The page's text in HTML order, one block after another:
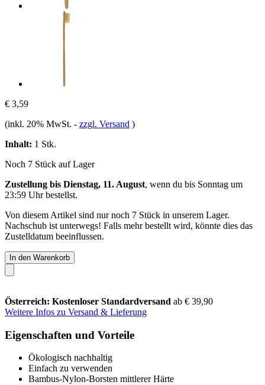
€ 3,59
(inkl. 20% MwSt. - zzgl. Versand )
Inhalt: 1 Stk.
Noch 7 Stück auf Lager
Zustellung bis Dienstag, 11. August, wenn du bis Sonntag um
23:59 Uhrbestellst.
Von diesem Artikel sind nur noch 7 Stück in unserem Lager.
Nachschub ist unterwegs! Falls mehr bestellt wird, könnte dies das
Zustelldatum beeinflussen.
In den Warenkorb
Österreich: Kostenloser Standardversand ab € 39,90
Weitere Infos zu Versand & Lieferung
Eigenschaften und Vorteile
Ökologisch nachhaltig
Einfach zu verwenden
Bambus-Nylon-Borsten mittlerer Härte